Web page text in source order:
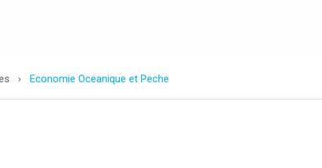
› Economie Oceanique et Peche